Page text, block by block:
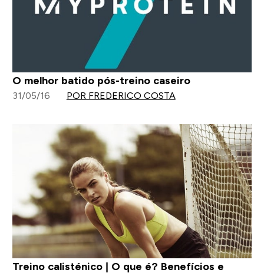
O melhor batido pós-treino caseiro
31/05/16 POR FREDERICO COSTA
Treino calisténico | O que é? Benefícios e